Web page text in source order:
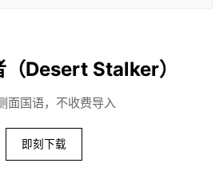
（Desert Stalker）
面国语，不收费导入
即刻下载